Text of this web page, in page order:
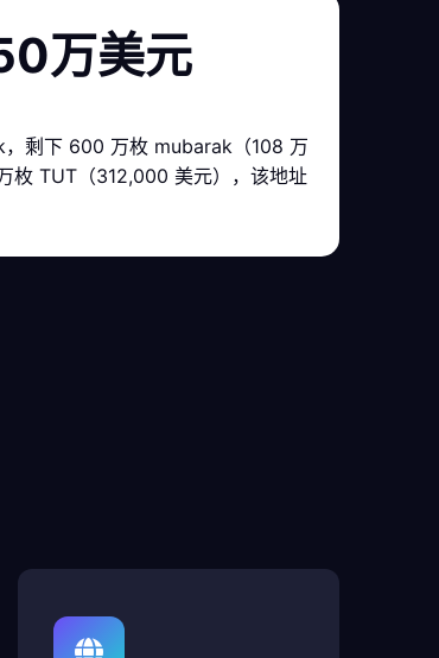
万美元
剩下 600 万枚 mubarak（108 万
枚 TUT（312,000 美元），该地址